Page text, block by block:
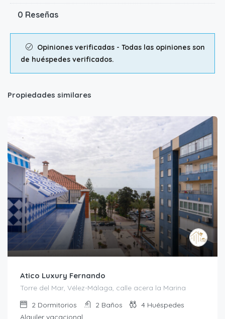
0 Reseñas
Opiniones verificadas - Todas las opiniones son
de huéspedes verificados.
Propiedades similares
Atico Luxury Fernando
Torre del Mar, Vélez-Málaga, calle acera la Marina
2 Dormitorios 2 Baños 4 Huéspedes
Alquiler vacacional